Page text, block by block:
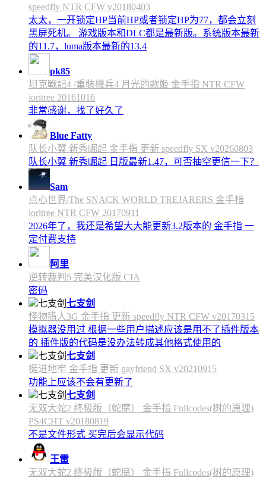
speedfly NTR CFW v20180403
太太，一开锁定HP当前HP或者锁定HP为77，都会立刻
黑屏死机。 游戏版本和DLC都是最新版。系统版本最新
的11.7，luma版本最新的13.4
pk85
坦克戰記4 /重裝機兵4 月光的歌姬 金手指 NTR CFW
ioritree 20161016
非常感谢，找了好久了
Blue Fatty
队长小翼 新秀崛起 金手指 更新 speedfly SX v20260803
队长小翼 新秀崛起 日版最新1.47，可否抽空更信一下？
Sam
点心世界/The SNACK WORLD TREJARERS 金手指
ioritree NTR CFW 20170911
2026年了，我还是希望大大能更新3.2版本的 金手指 一
定付费支持
阿里
逆转裁判5 完美汉化版 CIA
密码
七支剑
怪物猎人3G 金手指 更新 speedfly NTR CFW v20170315
模拟器没用过 根据一些用户描述应该是用不了插件版本
的 插件版的代码是没办法转成其他格式使用的
七支剑
挺进地牢 金手指 更新 gayfriend SX v20210915
功能上应该不会有更新了
七支剑
无双大蛇2 终极版（蛇魔） 金手指 Fullcodes(树的原理)
PS4CHT v20180819
不是文件形式 买完后会显示代码
王雷
无双大蛇2 终极版（蛇魔） 金手指 Fullcodes(树的原理)